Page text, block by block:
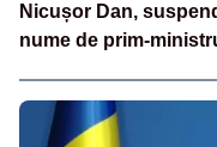
Nicușor Dan,
nume de prim-